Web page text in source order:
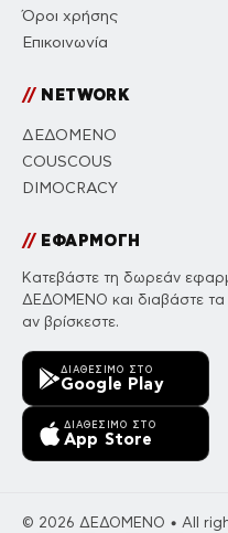
Όροι χρήσης
Επικοινωνία
//NETWORK
ΔΕΔΟΜΕΝΟ
COUSCOUS
DIMOCRACY
//ΕΦΑΡΜΟΓΗ
Κατεβάστε τη δωρεάν
ΔΕΔΟΜΕΝΟ και διαβάστε τα
αν βρίσκεστε.
ΔΙΑΘΈΣΙΜΟ ΣΤΟ
Google Play
ΔΙΑΘΈΣΙΜΟ ΣΤΟ
App Store
© 2026 ΔΕΔΟΜΕΝΟ • All